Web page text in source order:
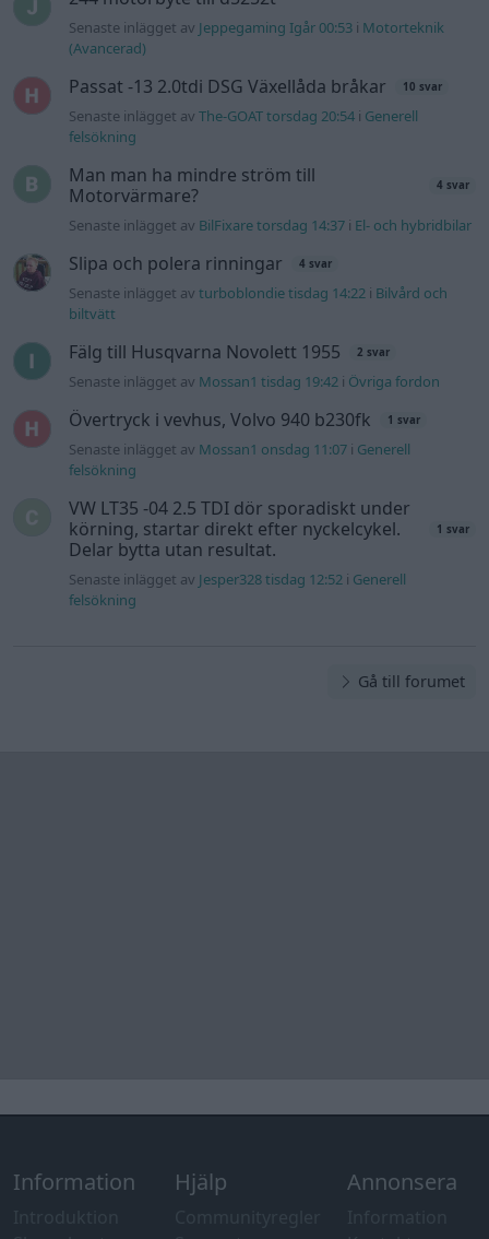
Senaste inlägget av Jeppegaming Igår 00:53 i Motorteknik
(Avancerad)
Passat -13 2.0tdi DSG Växellåda bråkar 10 svar
Senaste inlägget avThe-GOAT torsdag 20:54 i Generell
felsökning
Man man ha mindre ström till
Motorvärmare?
4 svar
Senaste inlägget av BilFixare torsdag 14:37 i El- och hybridbilar
Slipa och polera rinningar 4 svar
Senaste inlägget avturboblondie tisdag 14:22 i Bilvård och
biltvätt
Fälg till Husqvarna Novolett 1955 2 svar
Senaste inlägget av Mossan1 tisdag 19:42 i Övriga fordon
Övertryck i vevhus, Volvo 940 b230fk 1 svar
Senaste inlägget av Mossan1 onsdag 11:07 i Generell
felsökning
VW LT35 -04 2.5 TDI dör sporadiskt under
körning, startar direkt efter nyckelcykel.
Delar bytta utan resultat.
1 svar
Senaste inlägget av Jesper328 tisdag 12:52 i Generell
felsökning
Gå till forumet
Information Hjälp Annonsera